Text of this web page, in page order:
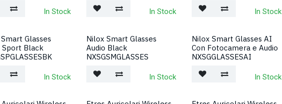
In Stock In Stock In Stock
Glasses
Sport Black
In Stock
Nilox Smart Glasses
Audio Black
NXSGSMGLASSES
In Stock
Nilox Smart Glasses AI
Con Fotocamera e Audio
NXSGGLASSESAI
In Stock